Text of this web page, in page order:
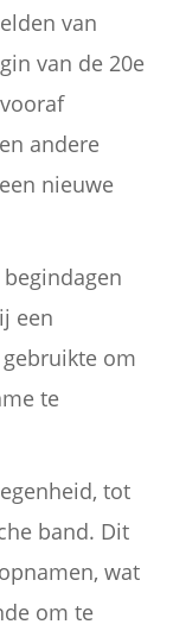
van
van de 20e
andere
nieuwe
een
om
te
tot
band. Dit
wat
om te